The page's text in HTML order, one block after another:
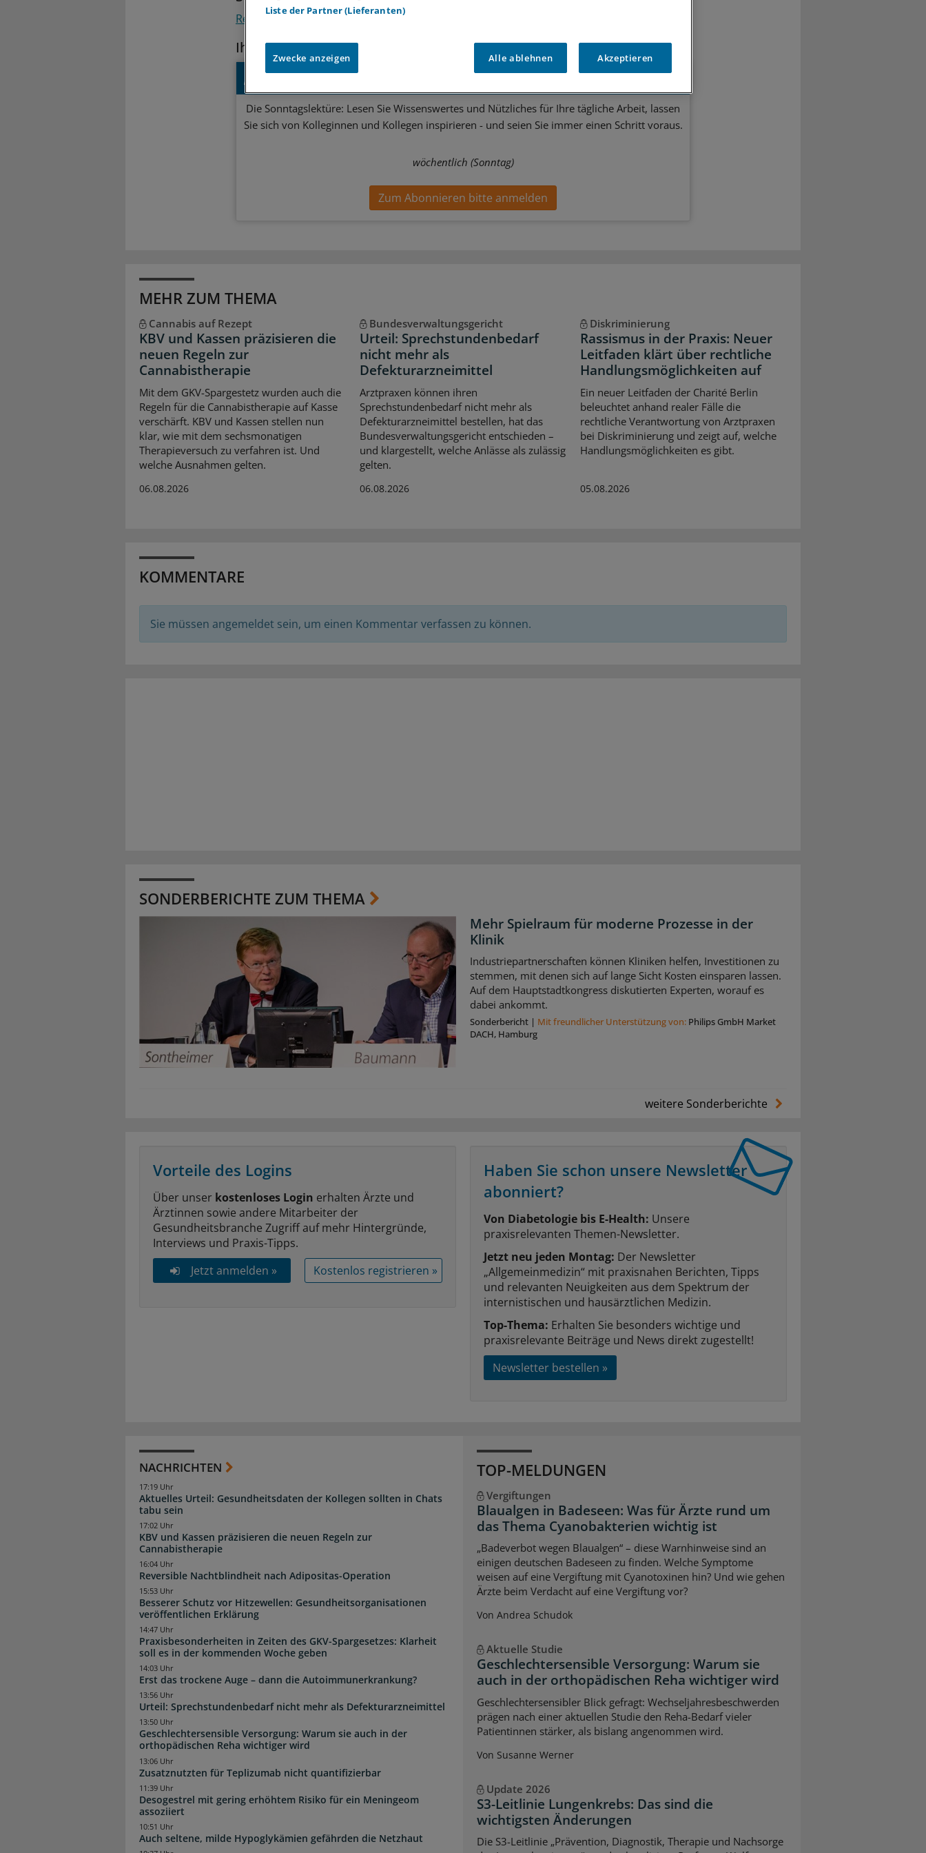
Recht Klinik-Management Rheinland-Pfalz
Ihr Newsletter zum Thema
Beruf & Alltag
Die Sonntagslektüre: Lesen Sie Wissenswertes und Nützliches für Ihre tägliche Arbeit, lassen
Sie sich von Kolleginnen und Kollegen inspirieren - und seien Sie immer einen Schritt voraus.
wöchentlich (Sonntag)
Zum Abonnieren bitte anmelden
MEHR ZUM THEMA
Cannabis auf Rezept
KBV und Kassen präzisieren die
neuen Regeln zur
Cannabistherapie
Mit dem GKV-Spargestetz wurden auch die
Regeln für die Cannabistherapie auf Kasse
verschärft. KBV und Kassen stellen nun
klar, wie mit dem sechsmonatigen
Therapieversuch zu verfahren ist. Und
welche Ausnahmen gelten.
06.08.2026
Bundesverwaltungsgericht
Urteil: Sprechstundenbedarf
nicht mehr als
Defekturarzneimittel
Arztpraxen können ihren
Sprechstundenbedarf nicht mehr als
Defekturarzneimittel bestellen, hat das
Bundesverwaltungsgericht entschieden –
und klargestellt, welche Anlässe als zulässig
gelten.
06.08.2026
Diskriminierung
Rassismus in der Praxis: Neuer
Leitfaden klärt über rechtliche
Handlungsmöglichkeiten auf
Ein neuer Leitfaden der Charité Berlin
beleuchtet anhand realer Fälle die
rechtliche Verantwortung von Arztpraxen
bei Diskriminierung und zeigt auf, welche
Handlungsmöglichkeiten es gibt.
05.08.2026
KOMMENTARE
Sie müssen angemeldet sein, um einen Kommentar verfassen zu können.
SONDERBERICHTE ZUM THEMA
Mehr Spielraum für moderne Prozesse in der
Klinik
Industriepartnerschaften können Kliniken helfen, Investitionen zu
stemmen, mit denen sich auf lange Sicht Kosten einsparen lassen.
Auf dem Hauptstadtkongress diskutierten Experten, worauf es
dabei ankommt.
Sonderbericht | Mit freundlicher Unterstützung von: Philips GmbH Market
DACH, Hamburg
weitere Sonderberichte
Vorteile des Logins
Über unser kostenloses Login erhalten Ärzte und
Ärztinnen sowie andere Mitarbeiter der
Gesundheitsbranche Zugriff auf mehr Hintergründe,
Interviews und Praxis-Tipps.
Jetzt anmelden »
Kostenlos registrieren »
Haben Sie schon unsere Newsletter
abonniert?
Von Diabetologie bis E-Health: Unsere
praxisrelevanten Themen-Newsletter.
Jetzt neu jeden Montag: Der Newsletter
„Allgemeinmedizin“ mit praxisnahen Berichten, Tipps
und relevanten Neuigkeiten aus dem Spektrum der
internistischen und hausärztlichen Medizin.
Top-Thema: Erhalten Sie besonders wichtige und
praxisrelevante Beiträge und News direkt zugestellt!
Newsletter bestellen »
NACHRICHTEN
Aktuelles Urteil: Gesundheitsdaten der Kollegen sollten in Chats
tabu sein
17:19 Uhr
KBV und Kassen präzisieren die neuen Regeln zur
Cannabistherapie
17:02 Uhr
Reversible Nachtblindheit nach Adipositas-Operation
16:04 Uhr
Besserer Schutz vor Hitzewellen: Gesundheitsorganisationen
veröffentlichen Erklärung
15:53 Uhr
Praxisbesonderheiten in Zeiten des GKV-Spargesetzes: Klarheit
soll es in der kommenden Woche geben
14:47 Uhr
Erst das trockene Auge – dann die Autoimmunerkrankung?
14:03 Uhr
Urteil: Sprechstundenbedarf nicht mehr als Defekturarzneimittel
13:56 Uhr
Geschlechtersensible Versorgung: Warum sie auch in der
orthopädischen Reha wichtiger wird
13:50 Uhr
Zusatznutzten für Teplizumab nicht quantifizierbar
13:06 Uhr
Desogestrel mit gering erhöhtem Risiko für ein Meningeom
assoziiert
11:39 Uhr
Auch seltene, milde Hypoglykämien gefährden die Netzhaut
10:51 Uhr
TOP-MELDUNGEN
Vergiftungen
Blaualgen in Badeseen: Was für Ärzte rund um
das Thema Cyanobakterien wichtig ist
„Badeverbot wegen Blaualgen“ – diese Warnhinweise sind an
einigen deutschen Badeseen zu finden. Welche Symptome
weisen auf eine Vergiftung mit Cyanotoxinen hin? Und wie gehen
Ärzte beim Verdacht auf eine Vergiftung vor?
Von Andrea Schudok
Aktuelle Studie
Geschlechtersensible Versorgung: Warum sie
auch in der orthopädischen Reha wichtiger wird
Geschlechtersensibler Blick gefragt: Wechseljahresbeschwerden
prägen nach einer aktuellen Studie den Reha-Bedarf vieler
Patientinnen stärker, als bislang angenommen wird.
Von Susanne Werner
Update 2026
S3-Leitlinie Lungenkrebs: Das sind die
wichtigsten Änderungen
Die S3-Leitlinie „Prävention, Diagnostik, Therapie und Nachsorge
Liste der Partner (Lieferanten)
Zwecke anzeigen Alle ablehnen Akzeptieren